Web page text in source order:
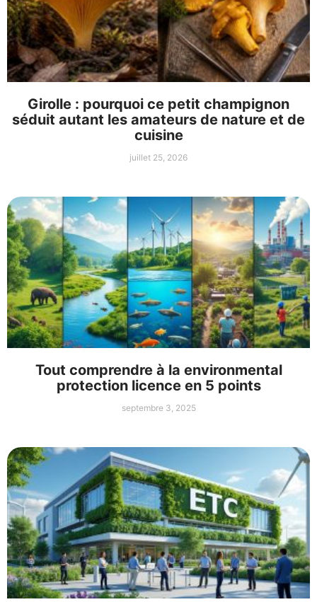
Girolle : pourquoi ce petit champignon
séduit autant les amateurs de nature et de
cuisine
juillet 25, 2026
Tout comprendre à la environmental
protection licence en 5 points
septembre 3, 2025